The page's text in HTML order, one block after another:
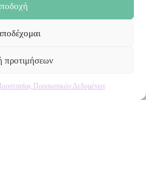
προτιμήσεων
Προσωπικών Δεδομένων